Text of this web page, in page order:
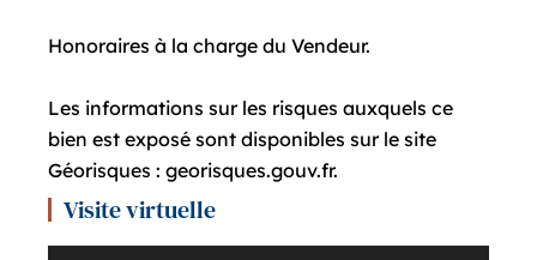
Honoraires à la charge du Vendeur.
Les informations sur les risques auxquels ce
bien est exposé sont disponibles sur le site
Géorisques : georisques.gouv.fr.
Visite virtuelle